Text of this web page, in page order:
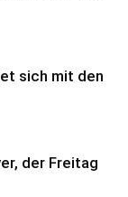
sich mit den
der Freitag